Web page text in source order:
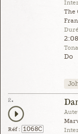
The
2:08
Do
2.
Réf : 1068C